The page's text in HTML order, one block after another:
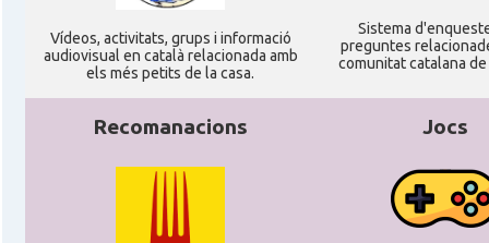
Ví­deos, activitats, grups i informació
audiovisual en català relacionada amb
els més petits de la casa.
Sistema
preguntes
comunitat catalana
Recomanacions Jocs